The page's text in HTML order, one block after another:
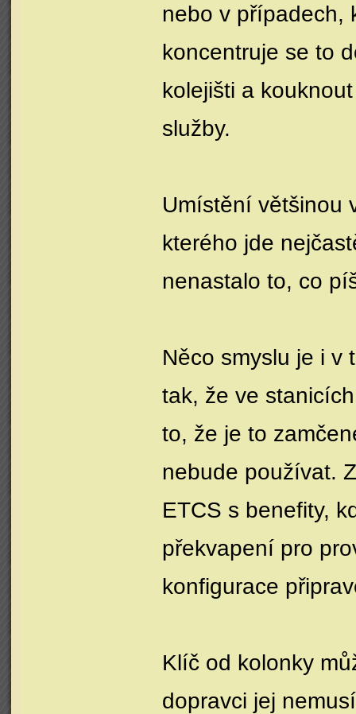
nebo v případech,
koncentruje se to
kolejišti a
služby.
Umístění většinou
kterého jde
nenastalo to, co
Něco smyslu je i v
tak, že ve
to, že je to
nebude používat.
ETCS s benefity,
překvapení pro
konfigurace
Klíč od kolonky
dopravci jej